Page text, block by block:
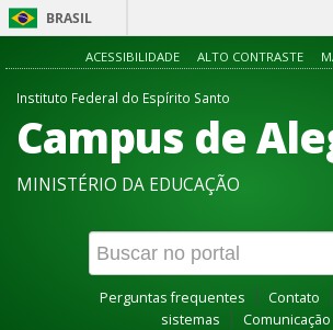
BRASIL
Acesso
ACESSIBILIDADE ALTO CONTRASTE
Instituto Federal do Espírito Santo
Campus de
MINISTÉRIO DA EDUCAÇÃO
Perguntas frequentes Contato
sistemas
Comunicação